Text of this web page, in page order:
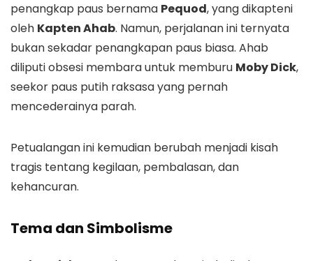
penangkap paus bernama Pequod, yang dikapteni
oleh Kapten Ahab. Namun, perjalanan ini ternyata
bukan sekadar penangkapan paus biasa. Ahab
diliputi obsesi membara untuk memburu Moby Dick,
seekor paus putih raksasa yang pernah
mencederainya parah.
Petualangan ini kemudian berubah menjadi kisah
tragis tentang kegilaan, pembalasan, dan
kehancuran.
Tema dan Simbolisme